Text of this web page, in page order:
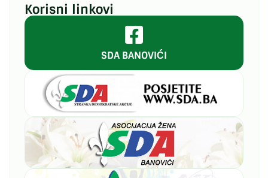
Korisni linkovi
SDA BANOVIĆI